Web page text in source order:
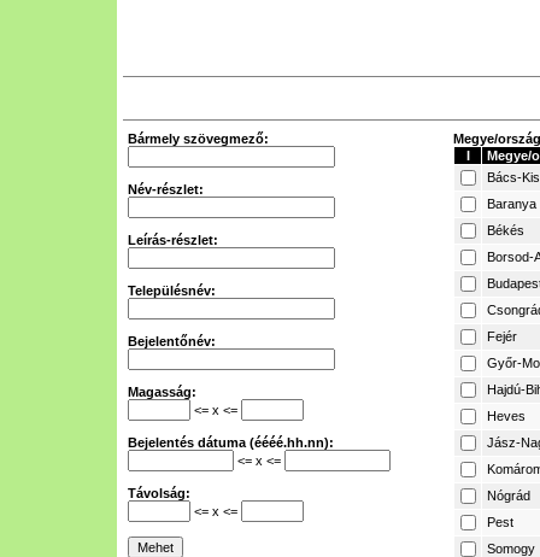
Bármely szövegmező:
Név-részlet:
Leírás-részlet:
Településnév:
Bejelentőnév:
Magasság:
<= x <=
Bejelentés dátuma (éééé.hh.nn):
<= x <=
Távolság:
<= x <=
Megye/
I
Megye/
Bács-
Baranya
Békés
Borsod-
Fejér
Győr-
Hajdú-
Heves
Jász-
Nógrád
Pest
Somogy